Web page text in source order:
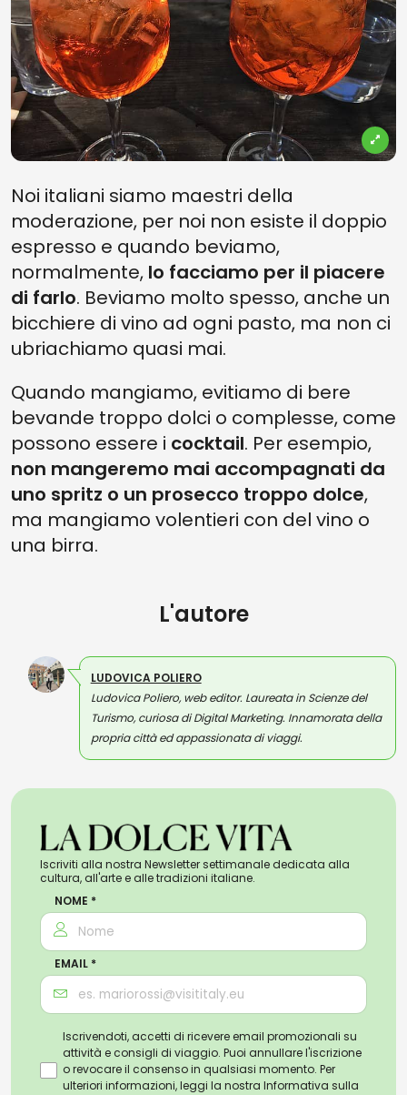
Noi italiani siamo maestri della
moderazione, per noi non esiste il doppio
espresso e quando beviamo,
normalmente, lo facciamo per il piacere
di farlo. Beviamo molto spesso, anche un
bicchiere di vino ad ogni pasto, ma non ci
ubriachiamo quasi mai.
Quando mangiamo, evitiamo di bere
bevande troppo dolci o complesse, come
possono essere i cocktail. Per esempio,
non mangeremo mai accompagnati da
uno spritz o un prosecco troppo dolce,
ma mangiamo volentieri con del vino o
una birra.
L'autore
LUDOVICA POLIERO
Ludovica Poliero, web editor. Laureata in Scienze del
Turismo, curiosa di Digital Marketing. Innamorata della
propria città ed appassionata di viaggi.
Iscriviti alla nostra Newsletter settimanale dedicata alla
cultura, all'arte e alle tradizioni italiane.
NOME *
EMAIL *
Iscrivendoti, accetti di ricevere email promozionali su
attività e consigli di viaggio. Puoi annullare l'iscrizione
o revocare il consenso in qualsiasi momento. Per
ulteriori informazioni, leggi la nostra Informativa sulla